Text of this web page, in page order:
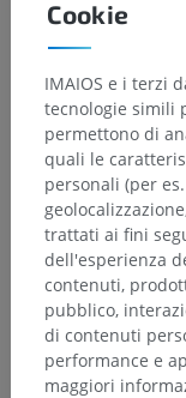
Strutture
Ipocondrio
Epigastrio
Regione laterale
Ombelico;
Inguine; regione
Ipogastrio
Traduzioni
Cookie
IMAIOS e i terzi
tecnologie simili
permettono di
quali le
personali (per
trattati ai fini
dell'esperienza
contenuti,
pubblico,
di contenuti
performance e
maggiori